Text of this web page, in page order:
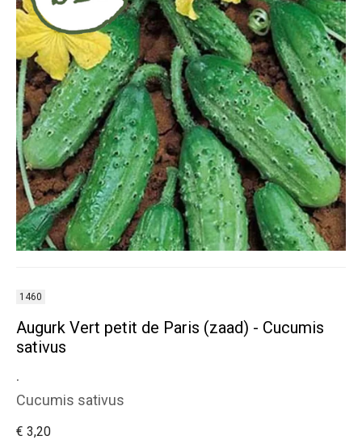
1460
Augurk Vert petit de Paris (zaad) - Cucumis
sativus
.
Cucumis sativus
€ 3,20